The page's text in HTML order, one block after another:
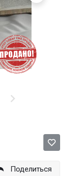
Поделиться